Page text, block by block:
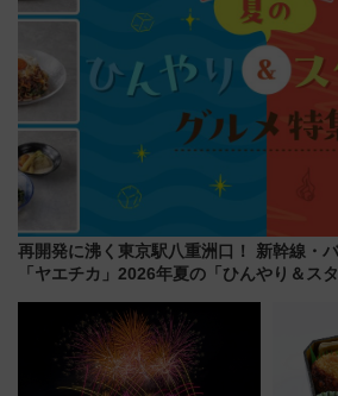
再開発に沸く東京駅八重洲口！ 新幹線・
「ヤエチカ」2026年夏の「ひんやり＆ス